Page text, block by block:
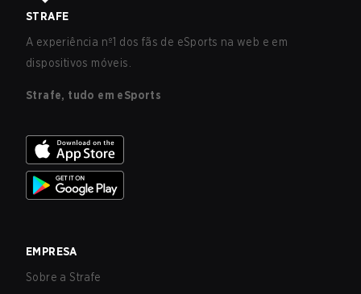
STRAFE
A experiência nº1 dos fãs de eSports na web e em
dispositivos móveis.
Strafe, tudo em eSports
EMPRESA
Sobre a Strafe